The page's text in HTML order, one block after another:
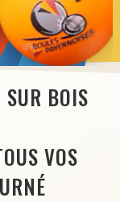
BOIS
VOS